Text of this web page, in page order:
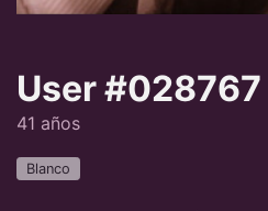
User #028767
41 años
Blanco